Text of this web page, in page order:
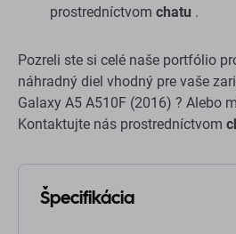
prostredníctvom chatu .
Pozreli ste si celé naše portfólio
náhradný diel vhodný pre vaše
Galaxy A5 A510F (2016) ? Alebo
Kontaktujte nás prostredníctvom
Špecifikácia